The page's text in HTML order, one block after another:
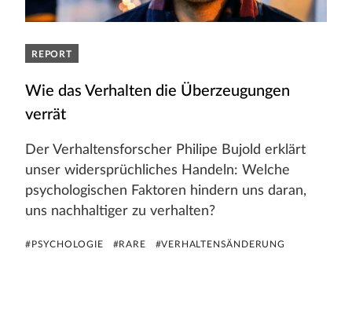
REPORT
Wie das Verhalten die Überzeugungen
verrät
Der Verhaltensforscher Philipe Bujold erklärt
unser widersprüchliches Handeln: Welche
psychologischen Faktoren hindern uns daran,
uns nachhaltiger zu verhalten?
#PSYCHOLOGIE #RARE #VERHALTENSÄNDERUNG